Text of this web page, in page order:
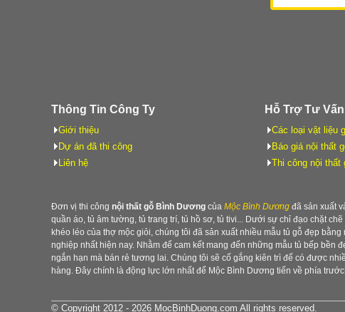
Thông Tin Công Ty
Giới thiệu
Dự án đã thi công
Liên hệ
Hỗ Trợ Tư Vấn
Các loại vật liệu
Báo giá nội thất
Thi công nội thất
Đơn vị thi công nội thất gỗ Bình Dương của Mộc Bình Dương đã sản xuất
quần áo, tủ âm tường, tủ trang trí, tủ hồ sơ, tủ tivi... Dưới sự chỉ đạo chặt
khéo léo của thợ mộc giỏi, chúng tôi đã sản xuất nhiều mẫu tủ gỗ đẹp bằng
nghiệp nhất hiện nay. Nhằm để cam kết mang đến những mẫu tủ bếp bền
ngắn hạn mà bán rẻ tương lai. Chúng tôi sẽ cố gắng kiên trì để có được
hàng. Đây chính là động lực lớn nhất để Mộc Bình Dương tiến về phía
© Copyright 2012 - 2026 MocBinhDuong.com All rights reserved.